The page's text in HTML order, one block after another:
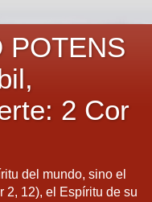
POTENS
2 Cor
del mundo, sino el
2, 12), el Espíritu de su